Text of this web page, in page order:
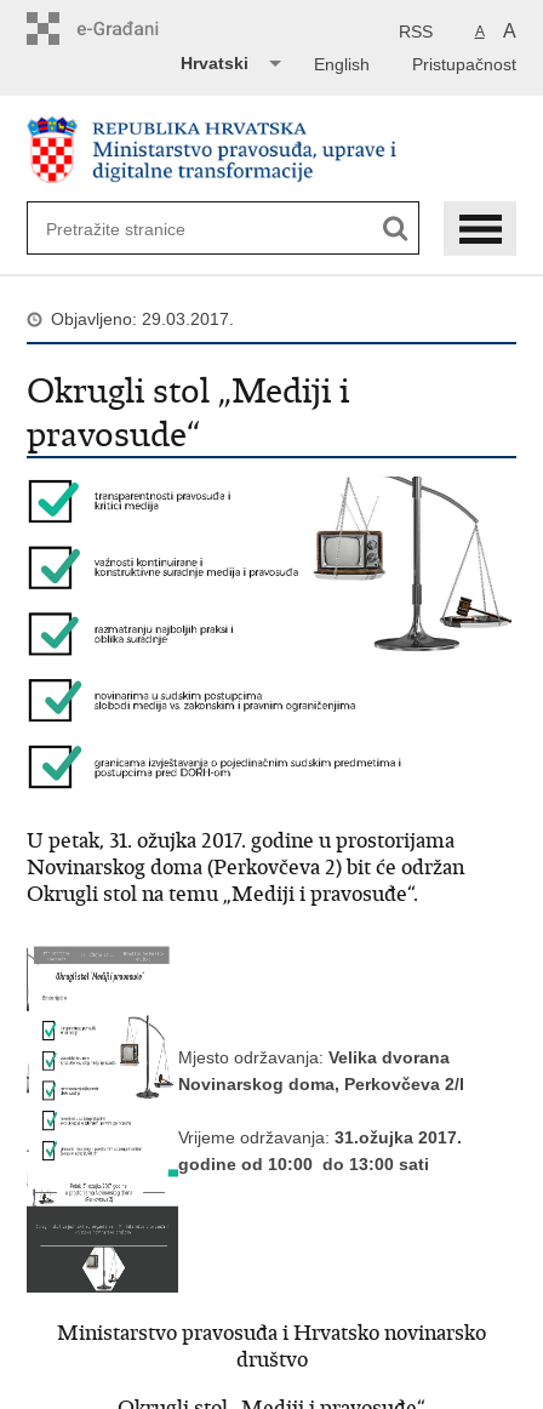
A A
RSS
Pristupačnost
English
Hrvatski
Objavljeno: 29.03.2017.
Okrugli stol „Mediji i
pravosude“
U petak, 31. ožujka 2017. godine u prostorijama
Novinarskog doma (Perkovčeva 2) bit će održan
Okrugli stol na temu „Mediji i pravosuđe“.
Mjesto održavanja:Velika dvorana
Novinarskog doma, Perkovčeva 2/I
Vrijeme održavanja:31.ožujka 2017.
godine od 10:00 do 13:00 sati
Ministarstvo pravosuđa i Hrvatsko novinarsko
društvo